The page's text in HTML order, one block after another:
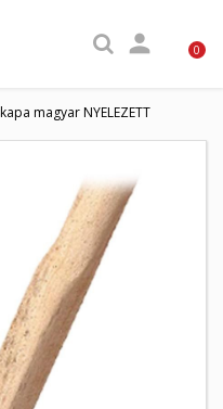
 0
magyar NYELEZETT